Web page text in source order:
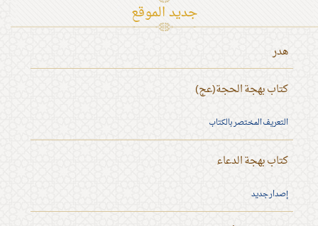
جديد الموقع
هدر
كتاب بهجة الحجة(عج)
التعريف المختصر بالكتاب
كتاب بهجة الدعاء
إصدار جديد